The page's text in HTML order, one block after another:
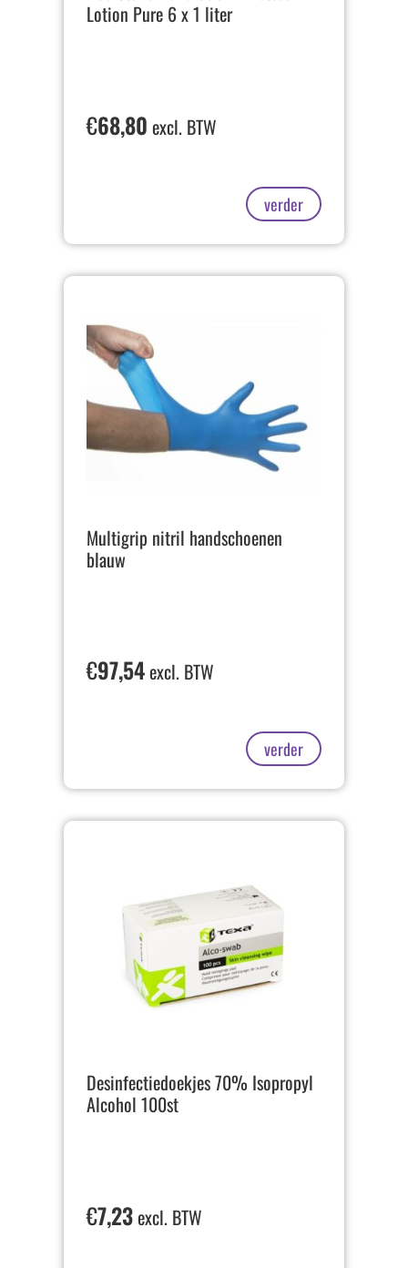
Lotion Pure 6 x 1 liter
€68,80 excl. BTW
verder
Multigrip nitril handschoenen
blauw
€97,54excl. BTW
verder
Desinfectiedoekjes 70% Isopropyl
Alcohol 100st
€7,23excl. BTW